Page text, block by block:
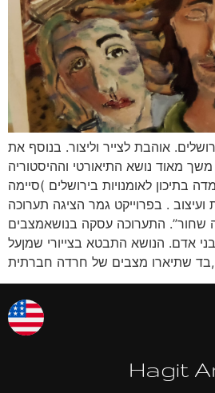
בת 21 מירושלים. אוהבת לצייר וליצור. בנוסף את
מאוד נושא התיאורטי וההיסטוריה
בתיכון לאומנויות בירושלים )סיימה
ועיצוב . בפרוייקט גמר הציגה תערוכה
שחור”. התערוכה עסקה בנושאמצבים
אדם. הנושא התבטא בצייורי שמןעל
[…]
Hagit